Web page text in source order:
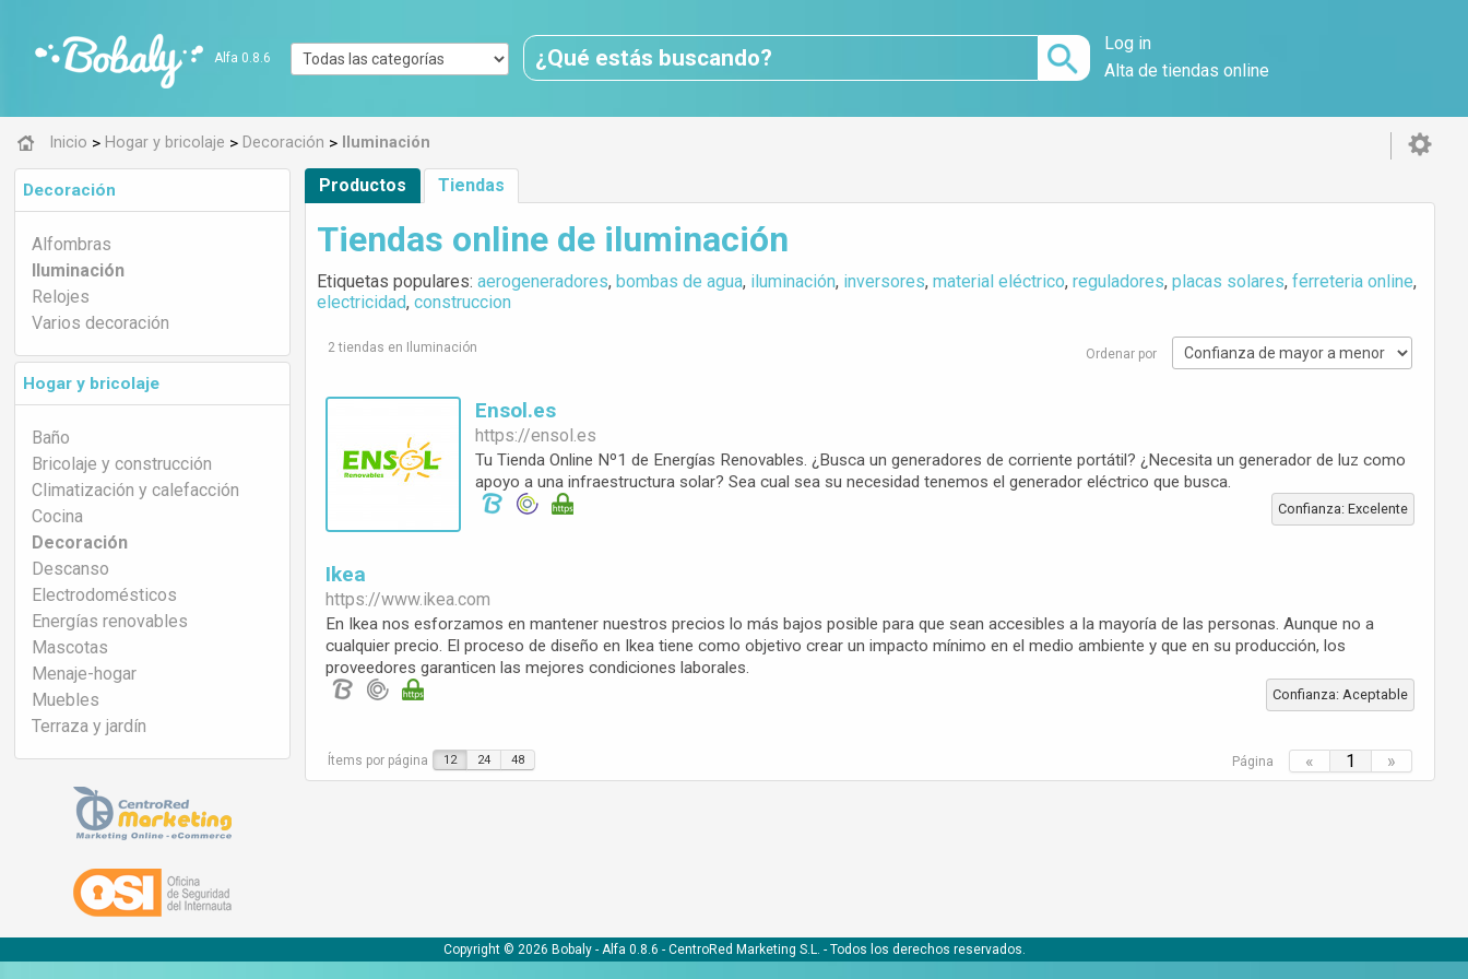
Alfa 0.8.6
Log in
Alta de tiendas online
Inicio > Hogar y bricolaje > Decoración > Iluminación
Decoración
Alfombras
Iluminación
Relojes
Varios decoración
Hogar y bricolaje
Baño
Bricolaje y construcción
Climatización y calefacción
Cocina
Decoración
Descanso
Electrodomésticos
Energías renovables
Mascotas
Menaje-hogar
Muebles
Terraza y jardín
Productos Tiendas
Tiendas online de iluminación
Etiquetas populares:aerogeneradores,bombas de agua, iluminación, inversores,material eléctrico,reguladores,placas solares,ferreteria online,
electricidad,construccion
2 tiendas en Iluminación Ordenar por
Ensol.es
https://ensol.es
Tu Tienda Online Nº1 de Energías Renovables. ¿Busca un generadores de corriente portátil? ¿Necesita un generador de luz como
apoyo a una infraestructura solar? Sea cual sea su necesidad tenemos el generador eléctrico que busca.
Confianza: Excelente
Ikea
https://www.ikea.com
En Ikea nos esforzamos en mantener nuestros precios lo más bajos posible para que sean accesibles a la mayoría de las personas. Aunque no a
cualquier precio. El proceso de diseño en Ikea tiene como objetivo crear un impacto mínimo en el medio ambiente y que en su producción, los
proveedores garanticen las mejores condiciones laborales.
Confianza: Aceptable
Ítems por página 12 24 48 Página « 1 »
Copyright © 2026 Bobaly - Alfa 0.8.6 - CentroRed Marketing S.L. - Todos los derechos reservados.